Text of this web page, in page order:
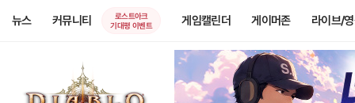
뉴스 커뮤니티
로스트아크
기대평 이벤트
게임캘린더 게이머존 라이브/